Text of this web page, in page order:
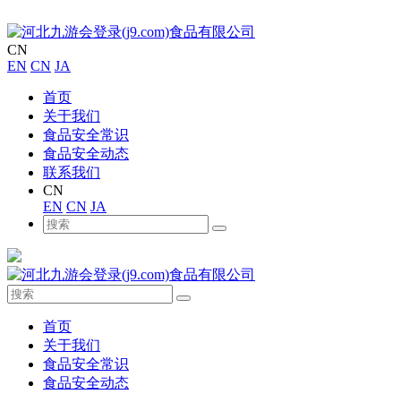
CN
EN CN JA
首页
关于我们
食品安全常识
食品安全动态
联系我们
CN
EN CN JA
首页
关于我们
食品安全常识
食品安全动态